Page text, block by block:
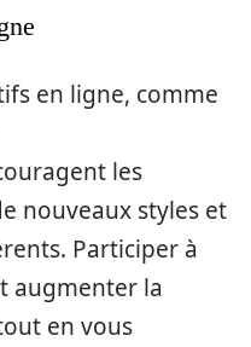
en ligne, comme
les
nouveaux styles et
Participer à
augmenter la
en vous